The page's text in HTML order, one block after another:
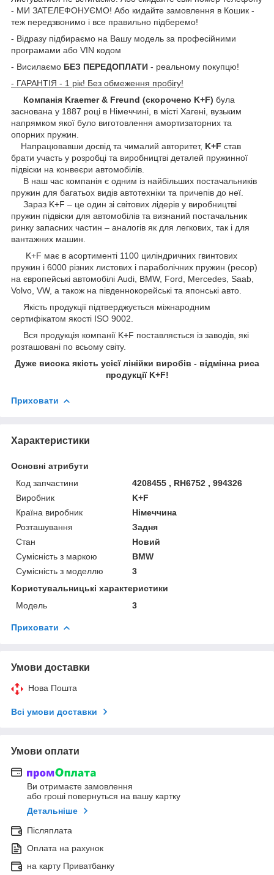
- МИ ЗАТЕЛЕФОНУЄМО! Або кидайте замовлення в Кошик -
теж передзвонимо і все правильно підберемо!
- Відразу підбираємо на Вашу модель за професійними
програмами або VIN кодом
- Висилаємо БЕЗ ПЕРЕДОПЛАТИ - реальному покупцю!
- ГАРАНТІЯ - 1 рік! Без обмеження пробігу!
Компанія Kraemer & Freund (скорочено K+F) була
заснована у 1887 році в Німеччині, в місті Хагені, вузьким
напрямком якої було виготовлення амортизаторних та
опорних пружин.
Напрацювавши досвід та чималий авторитет, K+F став
брати участь у розробці та виробництві деталей пружинної
підвіски на конвеєри автомобілів.
В наш час компанія є одним із найбільших постачальників
пружин для багатьох видів автотехніки та причепів до неї.
Зараз K+F – це один зі світових лідерів у виробництві
пружин підвіски для автомобілів та визнаний постачальник
ринку запасних частин – аналогів як для легкових, так і для
вантажних машин.
K+F має в асортименті 1100 циліндричних гвинтових
пружин і 6000 різних листових і параболічних пружин (ресор)
на європейські автомобілі Audi, BMW, Ford, Mercedes, Saab,
Volvo, VW, а також на південнокорейські та японські авто.
Якість продукції підтверджується міжнародним
сертифікатом якості ISO 9002.
Вся продукція компанії K+F поставляється із заводів, які
розташовані по всьому світу.
Дуже висока якість усієї лінійки виробів - відмінна риса
продукції K+F!
Приховати
Характеристики
Основні атрибути
Код запчастини
4208455 , RH6752 , 994326
Виробник
K+F
Країна виробник
Німеччина
Розташування
Задня
Стан
Новий
Сумісність з маркою
BMW
Сумісність з моделлю
3
Користувальницькі характеристики
Мoдель
3
Приховати
Умови доставки
Нова Пошта
Всі умови доставки
Умови оплати
Ви отримаєте замовлення
або гроші повернуться на вашу картку
Детальніше
Післяплата
Оплата на рахунок
на карту Приватбанку